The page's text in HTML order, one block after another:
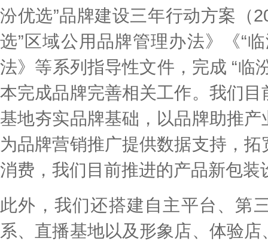
汾优选”品牌建设三年行动方案（
选”区域公用品牌管理办法》《“
法》等系列指导性文件，完成 “临
本完成品牌完善相关工作。我们
基地夯实品牌基础，以品牌助推
为品牌营销推广提供数据支持，
消费，我们目前推进的产品新包
此外，我们还搭建自主平台、第
系、直播基地以及形象店、体验